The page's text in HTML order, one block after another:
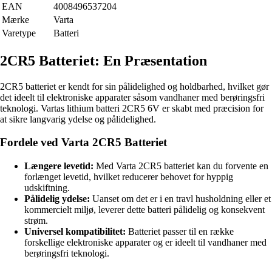
EAN
4008496537204
Mærke
Varta
Varetype
Batteri
2CR5 Batteriet: En Præsentation
2CR5 batteriet er kendt for sin pålidelighed og holdbarhed, hvilket gør
det ideelt til elektroniske apparater såsom vandhaner med berøringsfri
teknologi. Vartas lithium batteri 2CR5 6V er skabt med præcision for
at sikre langvarig ydelse og pålidelighed.
Fordele ved Varta 2CR5 Batteriet
Længere levetid: Med Varta 2CR5 batteriet kan du forvente en
forlænget levetid, hvilket reducerer behovet for hyppig
udskiftning.
Pålidelig ydelse: Uanset om det er i en travl husholdning eller et
kommercielt miljø, leverer dette batteri pålidelig og konsekvent
strøm.
Universel kompatibilitet: Batteriet passer til en række
forskellige elektroniske apparater og er ideelt til vandhaner med
berøringsfri teknologi.